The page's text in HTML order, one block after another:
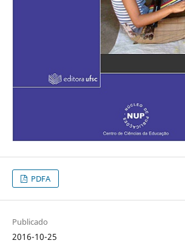
PDFA
Publicado
2016-10-25